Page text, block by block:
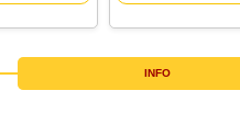
34:仮想通貨したり通過弄った
じ芸人ならしってる
35:お前じゃい！
36:4軸やみくん
INFO